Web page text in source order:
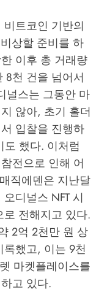
트코인 기반의
상할 준비를 하
이후 총 거래량
8천 건을 넘어서
널스는 그동안 마
않아, 초기 홀더
입찰을 진행하
했다. 이처럼
전으로 인해 어
직에덴은 지난달
디널스 NFT 시
전해지고 있다.
2억 2천만 원 상
했고, 이는 9천
마켓플레이스를
고 있다.